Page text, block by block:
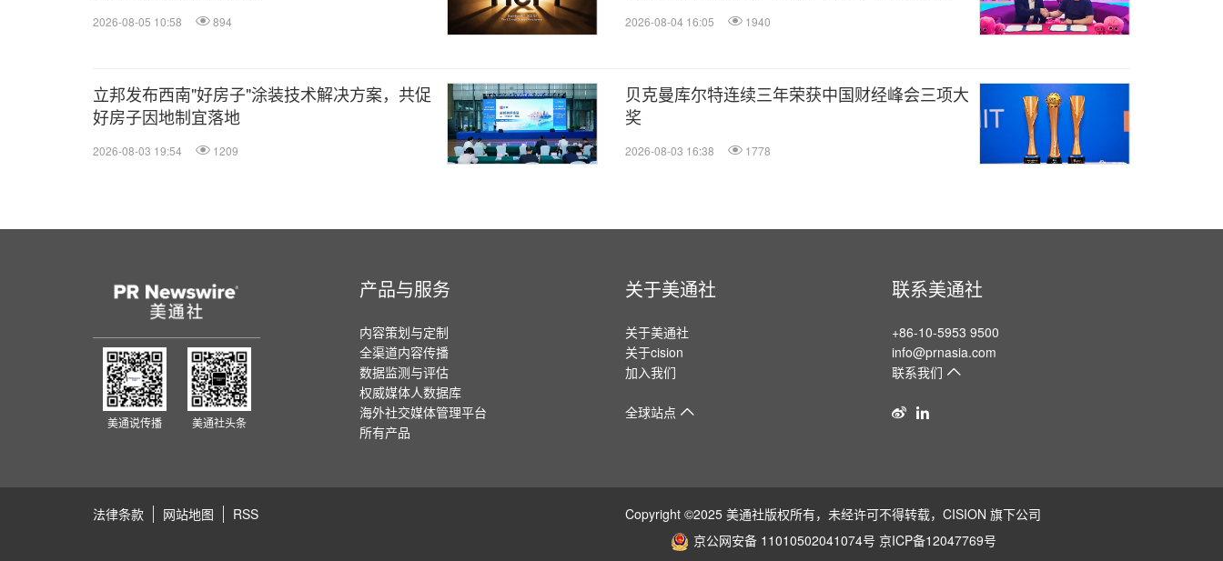
2026-08-05 10:58 894 2026-08-04 16:05 1940
立邦发布西南"好房子"涂装技术解决方案，共促
好房子因地制宜落地
2026-08-03 19:54 1209
贝克曼库尔特连续三年荣获中国财经峰会三项大
奖
2026-08-03 16:38 1778
美通说传播 美通社头条
产品与服务
内容策划与定制
全渠道内容传播
数据监测与评估
权威媒体人数据库
海外社交媒体管理平台
所有产品
关于美通社
关于美通社
关于cision
加入我们
全球站点
联系美通社
+86-10-5953 9500
info@prnasia.com
联系我们
法律条款 网站地图 RSS Copyright ©2025 美通社版权所有，未经许可不得转载，CISION 旗下公司
京公网安备 11010502041074号 京ICP备12047769号